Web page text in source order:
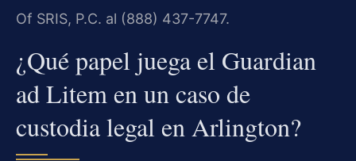
Of SRIS, P.C. al (888) 437-7747.
¿Qué papel juega el Guardian
ad Litem en un caso de
custodia legal en Arlington?